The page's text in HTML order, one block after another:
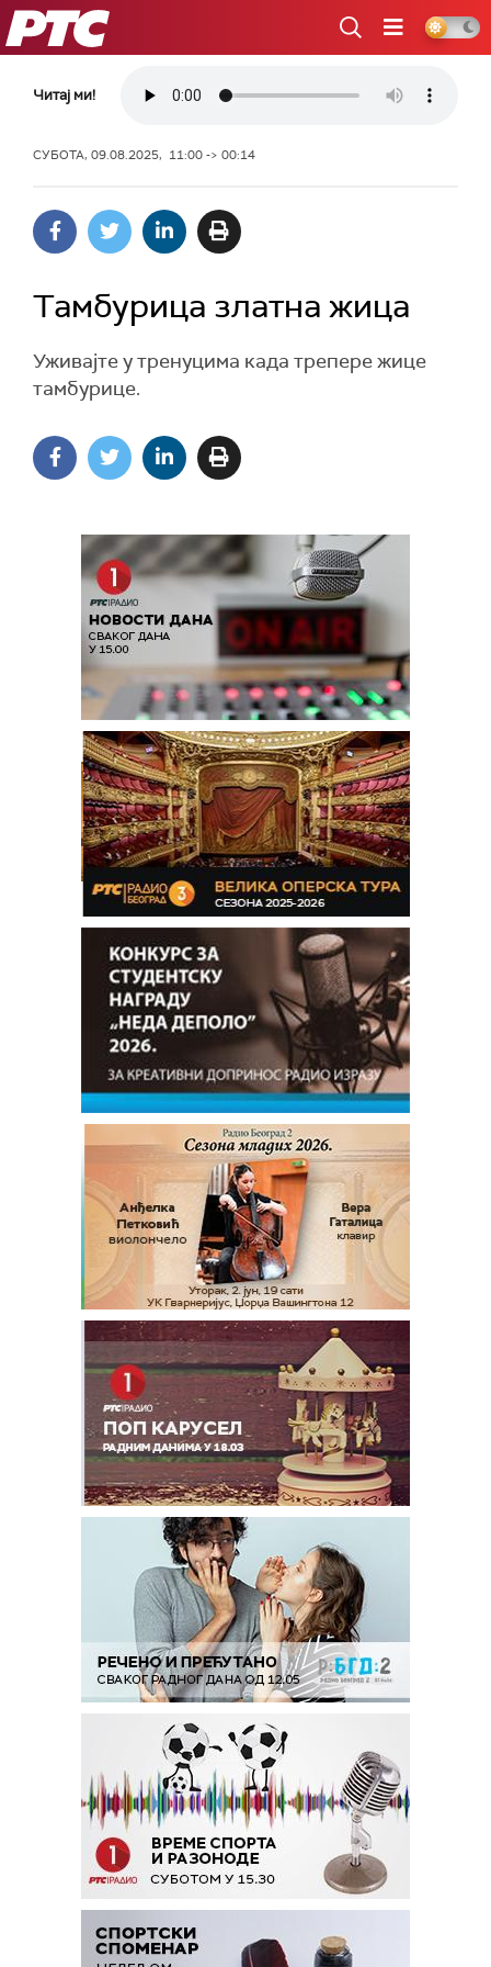
РТС
Читај ми!
СУБОТА, 09.08.2025, 11:00 -> 00:14
Тамбурица златна жица
Уживајте у тренуцима када трепере жице
тамбурице.